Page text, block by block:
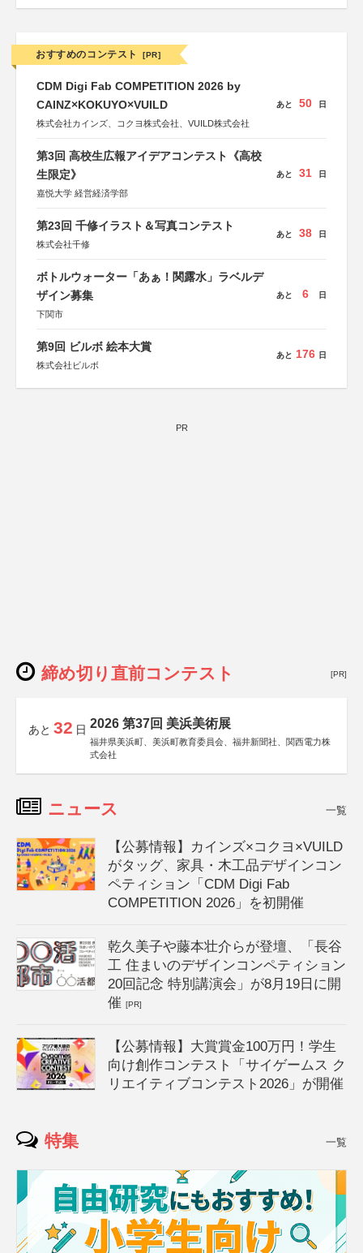
おすすめのコンテスト [PR]
CDM Digi Fab COMPETITION 2026 by
CAINZ×KOKUYO×VUILD
株式会社カインズ、コクヨ株式会社、VUILD株式会社
あと 50 日
第3回 高校生広報アイデアコンテスト《高校
生限定》
嘉悦大学 経営経済学部
あと 31 日
第23回 千修イラスト＆写真コンテスト
株式会社千修
あと 38 日
ボトルウォーター「あぁ！関露水」ラベルデ
ザイン募集
下関市
あと 6 日
第9回 ビルボ 絵本大賞
株式会社ビルボ
あと 176 日
PR
締め切り直前コンテスト [PR]
あと 32 日 2026 第37回 美浜美術展
福井県美浜町、美浜町教育委員会、福井新聞社、関西電力株
式会社
ニュース 一覧
【公募情報】カインズ×コクヨ×VUILD
がタッグ、家具・木工品デザインコン
ペティション「CDM Digi Fab
COMPETITION 2026」を初開催
乾久美子や藤本壮介らが登壇、「長谷
工 住まいのデザインコンペティション
20回記念 特別講演会」が8月19日に開
催[PR]
【公募情報】大賞賞金100万円！学生
向け創作コンテスト「サイゲームス ク
リエイティブコンテスト2026」が開催
特集 一覧